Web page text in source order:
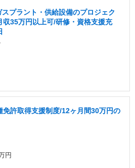
スプラント・供給設備のプロジェク
収35万円以上可/研修・資格支援充
免許取得支援制度/12ヶ月間30万円の
円